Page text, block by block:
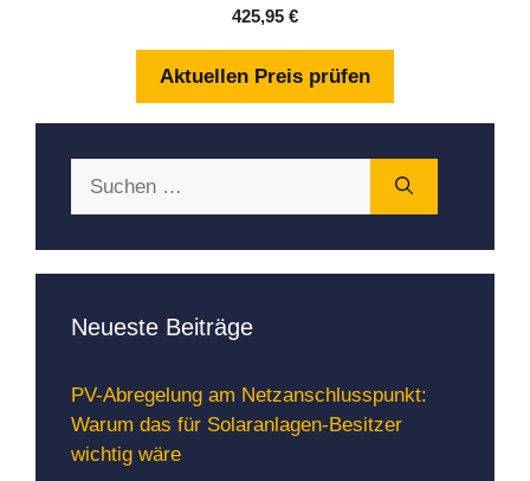
5
425,95 €
Aktuellen Preis prüfen
Neueste Beiträge
PV-Abregelung am Netzanschlusspunkt:
Warum das für Solaranlagen-Besitzer
wichtig wäre